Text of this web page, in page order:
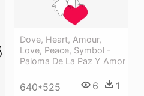
Dove, Heart, Amour,
Love, Peace, Symbol -
Paloma De La Paz Y Amor
640*525 6 1